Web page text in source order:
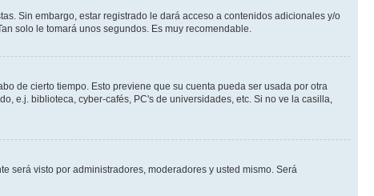
Sin embargo, estar registrado le dará acceso a contenidos adicionales y/o
solo le tomará unos segundos. Es muy recomendable.
de cierto tiempo. Esto previene que su cuenta pueda ser usada por otra
e.j. biblioteca, cyber-cafés, PC's de universidades, etc. Si no ve la casilla,
será visto por administradores, moderadores y usted mismo. Será